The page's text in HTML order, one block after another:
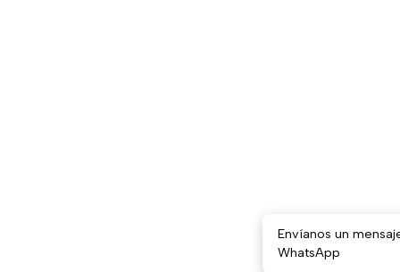
Envíanos un
WhatsApp